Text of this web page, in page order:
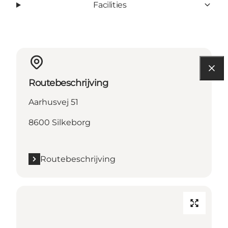
Facilities
Routebeschrijving
Aarhusvej 51
8600 Silkeborg
Routebeschrijving